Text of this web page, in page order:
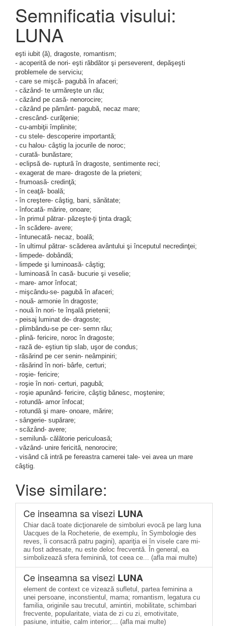
Semnificatia visului:
LUNA
eşti iubit (ă), dragoste, romantism;
- acoperită de nori- eşti răbdător şi perseverent, depăşeşti
problemele de serviciu;
- care se mişcă- pagubă în afaceri;
- căzând- te urmăreşte un rău;
- căzând pe casă- nenorocire;
- căzând pe pământ- pagubă, necaz mare;
- crescând- curăţenie;
- cu-ambiţii împlinite;
- cu stele- descoperire importantă;
- cu halou- câştig la jocurile de noroc;
- curată- bunăstare;
- eclipsă de- ruptură în dragoste, sentimente reci;
- exagerat de mare- dragoste de la prieteni;
- frumoasă- credinţă;
- în ceaţă- boală;
- în creştere- câştig, bani, sănătate;
- înfocată- mărire, onoare;
- în primul pătrar- păzeşte-ţi ţinta dragă;
- în scădere- avere;
- întunecată- necaz, boală;
- în ultimul pătrar- scăderea avântului şi începutul necredinţei;
- limpede- dobândă;
- limpede şi luminoasă- câştig;
- luminoasă în casă- bucurie şi veselie;
- mare- amor înfocat;
- mişcându-se- pagubă în afaceri;
- nouă- armonie în dragoste;
- nouă în nori- te înşală prietenii;
- peisaj luminat de- dragoste;
- plimbându-se pe cer- semn rău;
- plină- fericire, noroc în dragoste;
- rază de- eştiun tip slab, uşor de condus;
- răsărind pe cer senin- neâmpiniri;
- răsărind în nori- bârfe, certuri;
- roşie- fericire;
- roşie în nori- certuri, pagubă;
- roşie apunând- fericire, câştig bănesc, moştenire;
- rotundă- amor înfocat;
- rotundă şi mare- onoare, mărire;
- sângerie- supărare;
- scăzând- avere;
- semilună- călătorie periculoasă;
- văzând- unire fericită, nenorocire;
- visând că intră pe fereastra camerei tale- vei avea un mare
câştig.
Vise similare:
Ce inseamna sa visezi LUNA
Chiar dacă toate dicţionarele de simboluri evocă pe larg luna
Uacques de la Rocheterie, de exemplu, în Symbologie des
reves, îi consacră patru pagini), apariţia ei în visele care mi-
au fost adresate, nu este deloc frecventă. În general, ea
simbolizează sfera feminină, tot ceea ce... (afla mai multe)
Ce inseamna sa visezi LUNA
element de context ce vizează sufletul, partea feminina a
unei persoane, inconstientul, mama; romantism, legatura cu
familia, originile sau trecutul, amintiri, mobilitate, schimbari
frecvente, popularitate, viata de zi cu zi, emotivitate,
pasiune, intuitie, calm interior;... (afla mai multe)